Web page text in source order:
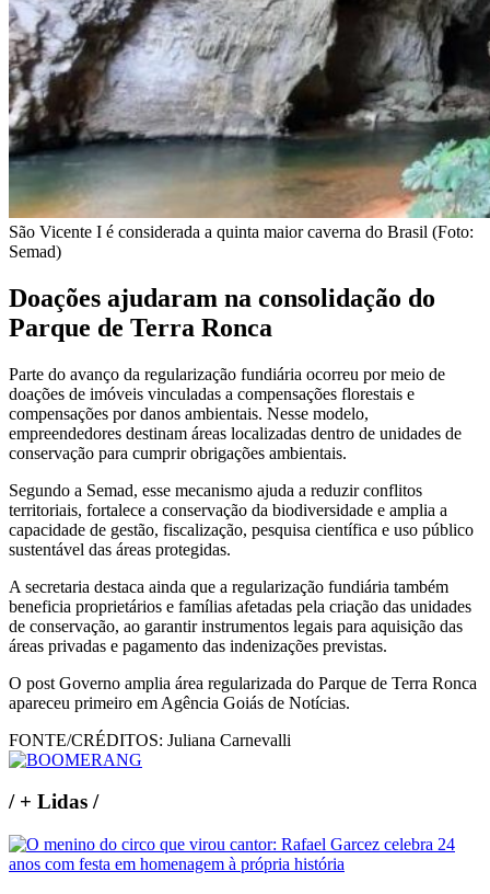
São Vicente I é considerada a quinta maior caverna do Brasil (Foto:
Semad)
Doações ajudaram na consolidação do
Parque de Terra Ronca
Parte do avanço da regularização fundiária ocorreu por meio de
doações de imóveis vinculadas a compensações florestais e
compensações por danos ambientais. Nesse modelo,
empreendedores destinam áreas localizadas dentro de unidades de
conservação para cumprir obrigações ambientais.
Segundo a Semad, esse mecanismo ajuda a reduzir conflitos
territoriais, fortalece a conservação da biodiversidade e amplia a
capacidade de gestão, fiscalização, pesquisa científica e uso público
sustentável das áreas protegidas.
A secretaria destaca ainda que a regularização fundiária também
beneficia proprietários e famílias afetadas pela criação das unidades
de conservação, ao garantir instrumentos legais para aquisição das
áreas privadas e pagamento das indenizações previstas.
O post Governo amplia área regularizada do Parque de Terra Ronca
apareceu primeiro em Agência Goiás de Notícias.
FONTE/CRÉDITOS: Juliana Carnevalli
/+ Lidas /